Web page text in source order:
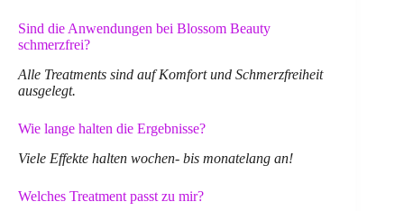
Sind die Anwendungen bei Blossom Beauty
schmerzfrei?
Alle Treatments sind auf Komfort und Schmerzfreiheit
ausgelegt.
Wie lange halten die Ergebnisse?
Viele Effekte halten wochen- bis monatelang an!
Welches Treatment passt zu mir?